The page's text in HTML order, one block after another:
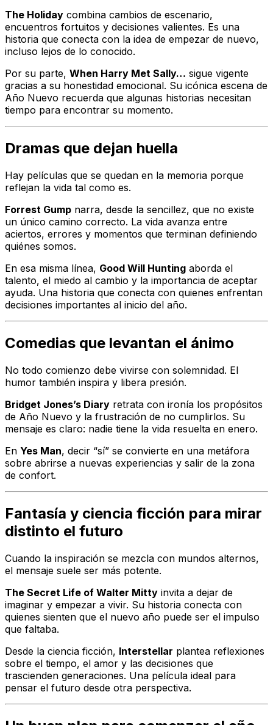
The Holiday combina cambios de escenario,
encuentros fortuitos y decisiones valientes. Es una
historia que conecta con la idea de empezar de nuevo,
incluso lejos de lo conocido.
Por su parte, When Harry Met Sally… sigue vigente
gracias a su honestidad emocional. Su icónica escena de
Año Nuevo recuerda que algunas historias necesitan
tiempo para encontrar su momento.
Dramas que dejan huella
Hay películas que se quedan en la memoria porque
reflejan la vida tal como es.
Forrest Gump narra, desde la sencillez, que no existe
un único camino correcto. La vida avanza entre
aciertos, errores y momentos que terminan definiendo
quiénes somos.
En esa misma línea, Good Will Hunting aborda el
talento, el miedo al cambio y la importancia de aceptar
ayuda. Una historia que conecta con quienes enfrentan
decisiones importantes al inicio del año.
Comedias que levantan el ánimo
No todo comienzo debe vivirse con solemnidad. El
humor también inspira y libera presión.
Bridget Jones’s Diary retrata con ironía los propósitos
de Año Nuevo y la frustración de no cumplirlos. Su
mensaje es claro: nadie tiene la vida resuelta en enero.
En Yes Man, decir “sí” se convierte en una metáfora
sobre abrirse a nuevas experiencias y salir de la zona
de confort.
Fantasía y ciencia ficción para mirar
distinto el futuro
Cuando la inspiración se mezcla con mundos alternos,
el mensaje suele ser más potente.
The Secret Life of Walter Mitty invita a dejar de
imaginar y empezar a vivir. Su historia conecta con
quienes sienten que el nuevo año puede ser el impulso
que faltaba.
Desde la ciencia ficción, Interstellar plantea reflexiones
sobre el tiempo, el amor y las decisiones que
trascienden generaciones. Una película ideal para
pensar el futuro desde otra perspectiva.